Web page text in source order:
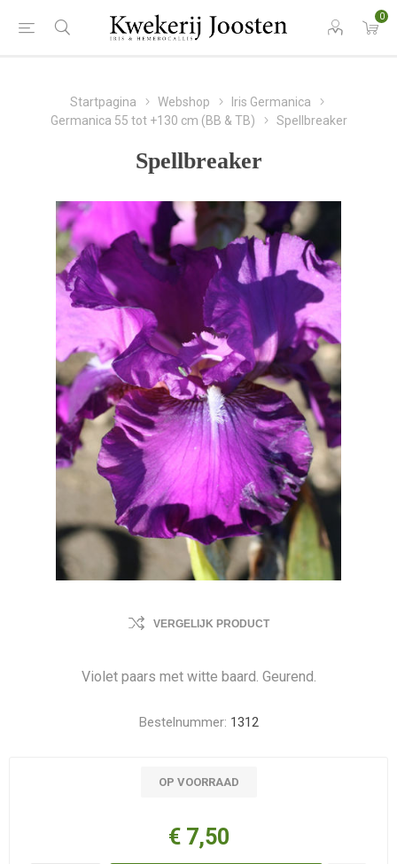
0
Startpagina Webshop
Iris Germanica
Germanica 55 tot +130 cm (BB & TB)
Spellbreaker
Spellbreaker
VERGELIJK PRODUCT
Violet paars met witte baard. Geurend.
Bestelnummer: 1312
OP VOORRAAD
€ 7,50